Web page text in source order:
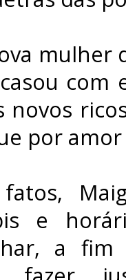
mulher
novos
por
e
a